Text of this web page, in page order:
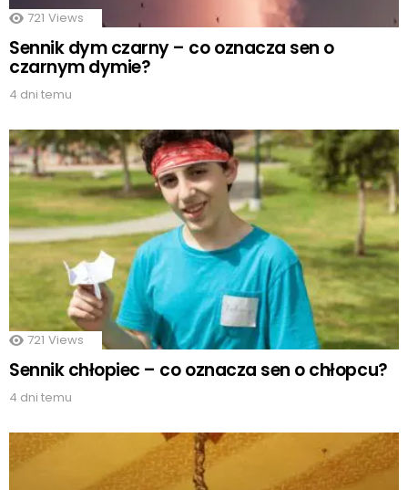
721 Views
Sennik dym czarny – co oznacza sen o
czarnym dymie?
4 dni temu
721 Views
Sennik chłopiec – co oznacza sen o chłopcu?
4 dni temu